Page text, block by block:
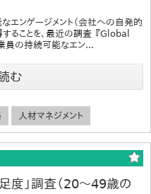
エンゲージメント（会社への自発的
ることを、最近の調査 『Global
員の持続可能なエン...
む
人材マネジメント
度」調査（20～49歳の